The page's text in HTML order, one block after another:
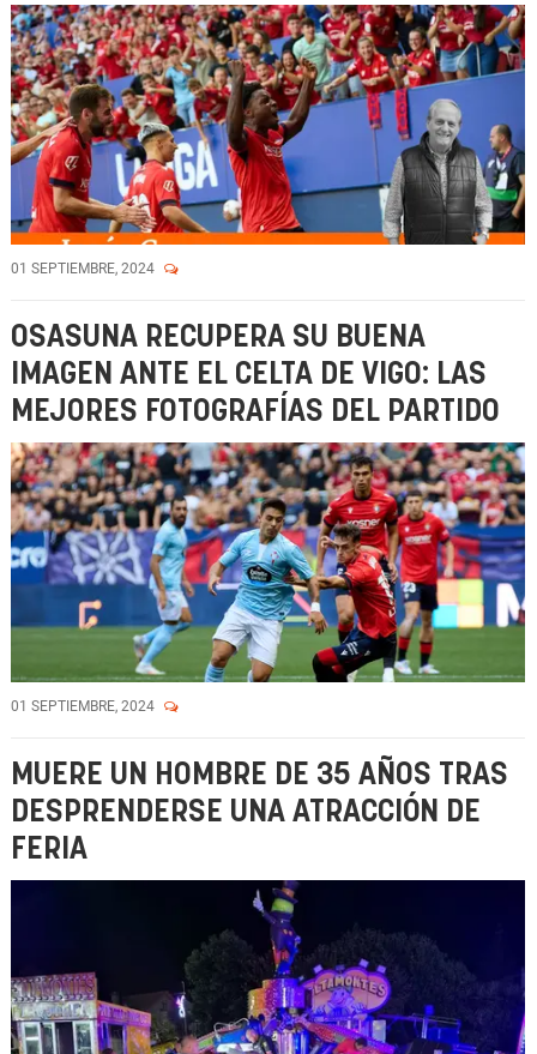
01 SEPTIEMBRE, 2024
OSASUNA RECUPERA SU BUENA
IMAGEN ANTE EL CELTA DE VIGO: LAS
MEJORES FOTOGRAFÍAS DEL PARTIDO
01 SEPTIEMBRE, 2024
MUERE UN HOMBRE DE 35 AÑOS TRAS
DESPRENDERSE UNA ATRACCIÓN DE
FERIA